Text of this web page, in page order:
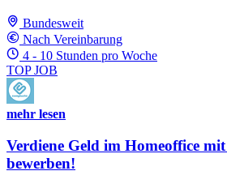
Bundesweit
Nach Vereinbarung
4 - 10 Stunden pro Woche
TOP JOB
mehr lesen
Verdiene Geld im Homeoffice
bewerben!